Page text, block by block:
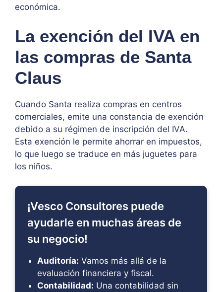
económica.
La exención del IVA en
las compras de Santa
Claus
Cuando Santa realiza compras en centros
comerciales, emite una constancia de exención
debido a su régimen de inscripción del IVA.
Esta exención le permite ahorrar en impuestos,
lo que luego se traduce en más juguetes para
los niños.
¡Vesco Consultores puede
ayudarle en muchas áreas de
su negocio!
Auditoría: Vamos más allá de la
evaluación financiera y fiscal.
Contabilidad: Una contabilidad sin